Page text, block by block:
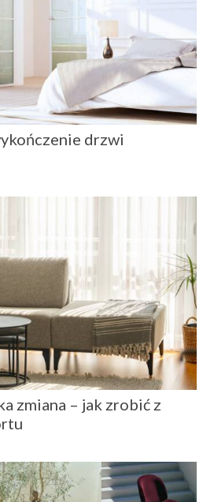
drzwi
zmiana – jak zrobić z